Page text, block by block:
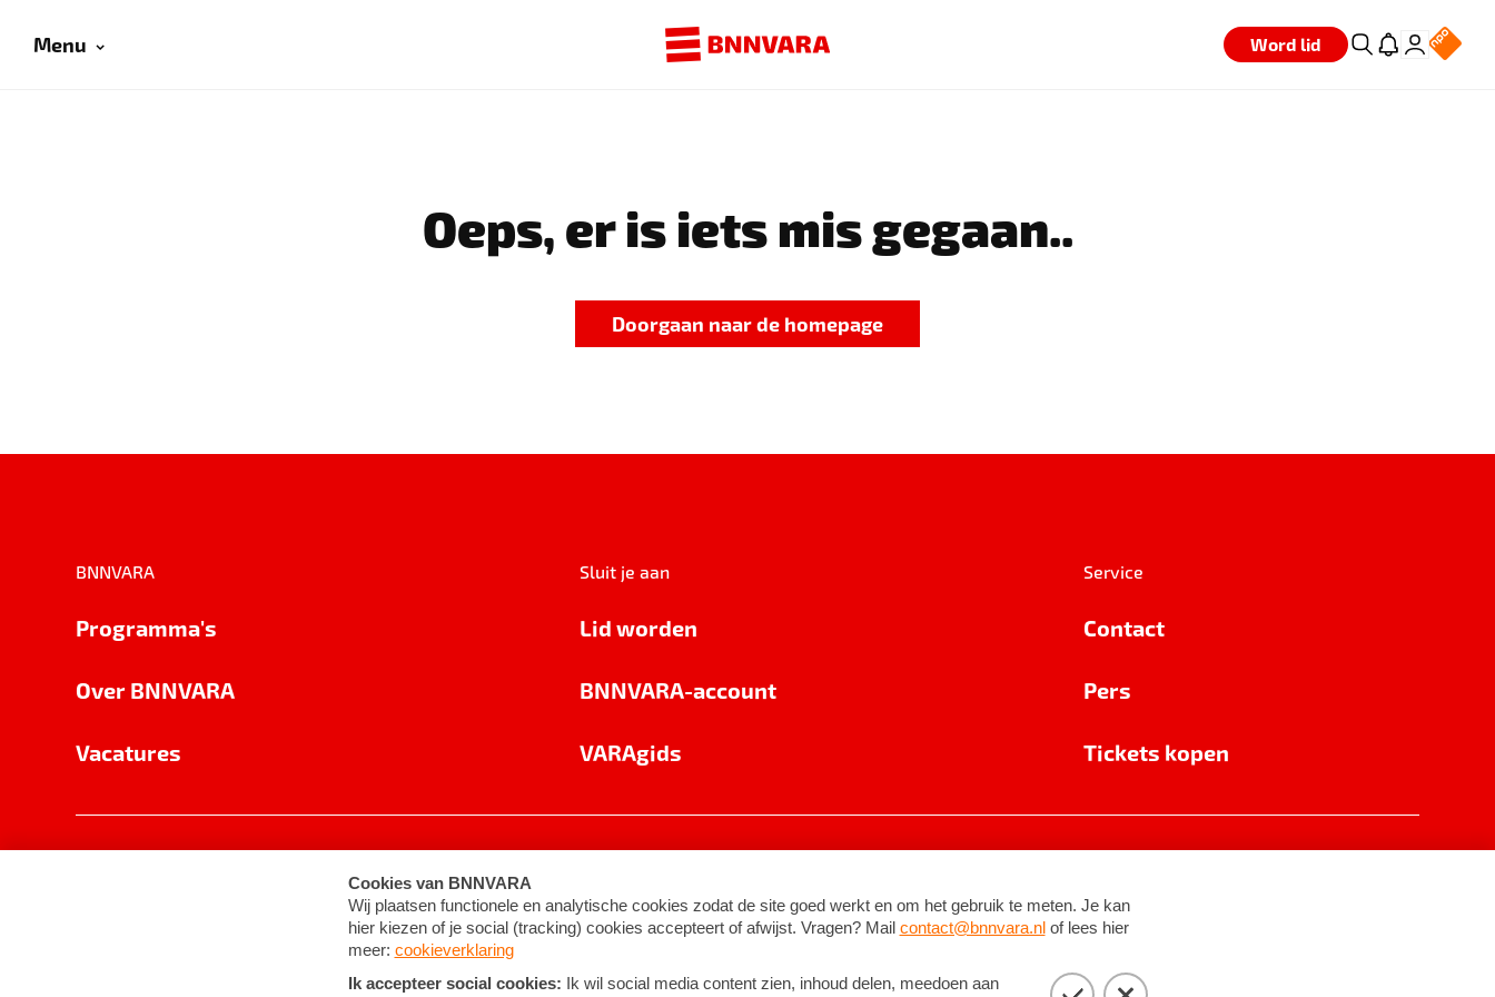
Menu Word lid
Oeps, er is iets mis gegaan..
Doorgaan naar de homepage
BNNVARA
Programma's
Over BNNVARA
Vacatures
Sluit je aan
Lid worden
BNNVARA-account
VARAgids
Service
Contact
Pers
Tickets kopen
Cookie-instellingen Algemene voorwaarden ©2026BNNVARA